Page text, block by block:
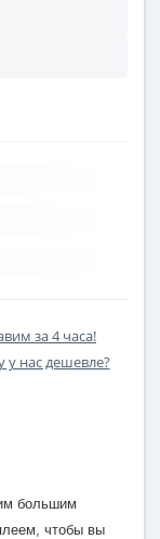
за 4 часа!
у нас дешевле?
большим
чтобы вы